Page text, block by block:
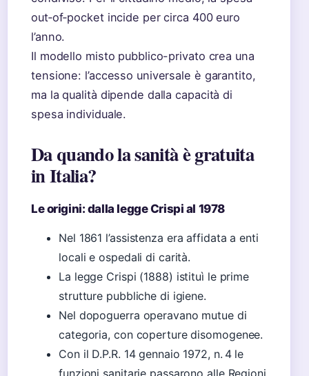
out‑of‑pocket incide per circa 400 euro
l’anno.
Il modello misto pubblico-privato crea una
tensione: l’accesso universale è garantito,
ma la qualità dipende dalla capacità di
spesa individuale.
Da quando la sanità è gratuita
in Italia?
Le origini: dalla legge Crispi al 1978
Nel 1861 l’assistenza era affidata a enti
locali e ospedali di carità.
La legge Crispi (1888) istituì le prime
strutture pubbliche di igiene.
Nel dopoguerra operavano mutue di
categoria, con coperture disomogenee.
Con il D.P.R. 14 gennaio 1972, n. 4 le
funzioni sanitarie passarono alle Regioni